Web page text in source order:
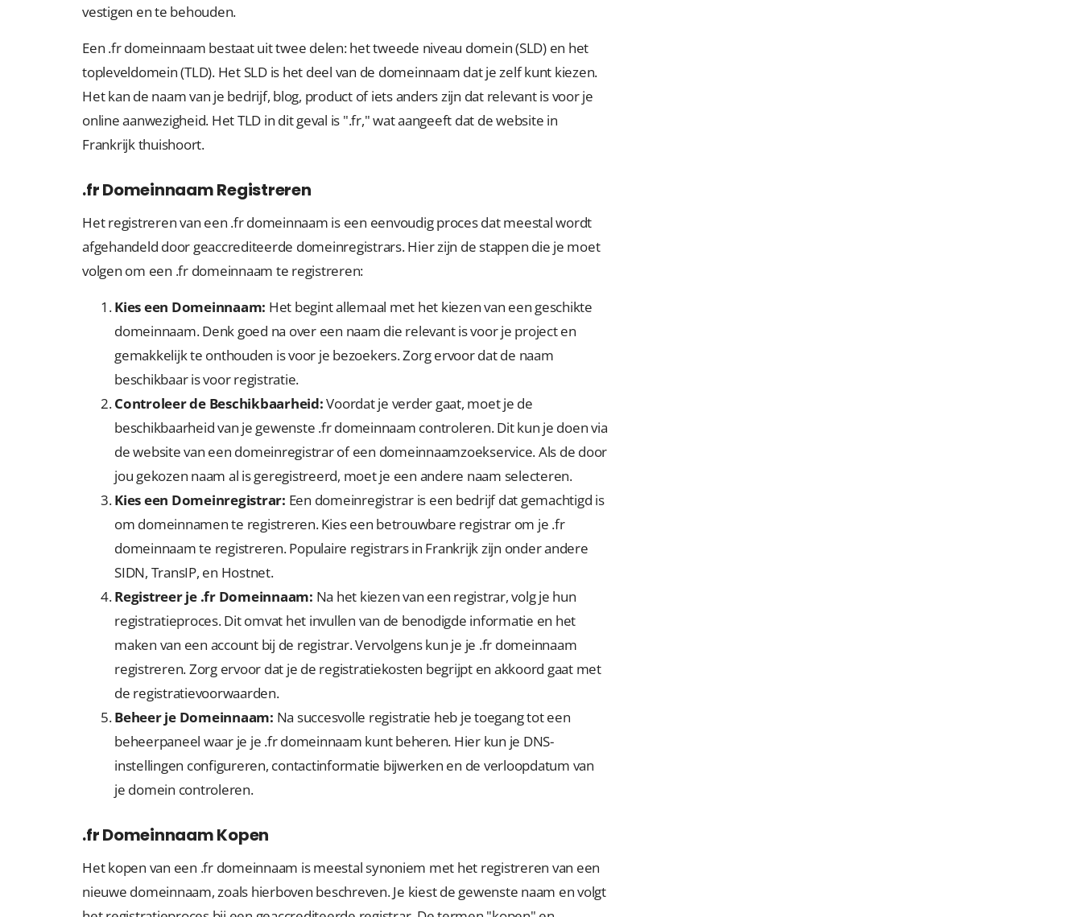
vestigen en te behouden.
Een .fr domeinnaam bestaat uit twee delen: het tweede niveau domein (SLD) en het
topleveldomein (TLD). Het SLD is het deel van de domeinnaam dat je zelf kunt kiezen.
Het kan de naam van je bedrijf, blog, product of iets anders zijn dat relevant is voor je
online aanwezigheid. Het TLD in dit geval is ".fr," wat aangeeft dat de website in
Frankrijk thuishoort.
.fr Domeinnaam Registreren
Het registreren van een .fr domeinnaam is een eenvoudig proces dat meestal wordt
afgehandeld door geaccrediteerde domeinregistrars. Hier zijn de stappen die je moet
volgen om een .fr domeinnaam te registreren:
Kies een Domeinnaam: Het begint allemaal met het kiezen van een geschikte
domeinnaam. Denk goed na over een naam die relevant is voor je project en
gemakkelijk te onthouden is voor je bezoekers. Zorg ervoor dat de naam
beschikbaar is voor registratie.
Controleer de Beschikbaarheid:Voordat je verder gaat, moet je de
beschikbaarheid van je gewenste .fr domeinnaam controleren. Dit kun je doen via
de website van een domeinregistrar of een domeinnaamzoekservice. Als de door
jou gekozen naam al is geregistreerd, moet je een andere naam selecteren.
Kies een Domeinregistrar: Een domeinregistrar is een bedrijf dat gemachtigd is
om domeinnamen te registreren. Kies een betrouwbare registrar om je .fr
domeinnaam te registreren. Populaire registrars in Frankrijk zijn onder andere
SIDN, TransIP, en Hostnet.
Registreer je .fr Domeinnaam: Na het kiezen van een registrar, volg je hun
registratieproces. Dit omvat het invullen van de benodigde informatie en het
maken van een account bij de registrar. Vervolgens kun je je .fr domeinnaam
registreren. Zorg ervoor dat je de registratiekosten begrijpt en akkoord gaat met
de registratievoorwaarden.
Beheer je Domeinnaam: Na succesvolle registratie heb je toegang tot een
beheerpaneel waar je je .fr domeinnaam kunt beheren. Hier kun je DNS-
instellingen configureren, contactinformatie bijwerken en de verloopdatum van
je domein controleren.
.fr Domeinnaam Kopen
Het kopen van een .fr domeinnaam is meestal synoniem met het registreren van een
nieuwe domeinnaam, zoals hierboven beschreven. Je kiest de gewenste naam en volgt